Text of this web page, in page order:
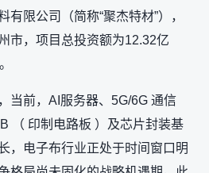
限公司（简称“聚杰特材”），
市，项目总投资额为12.32亿
当前，AI服务器、5G/6G 通信
（ 印制电路板 ）及芯片封装基
，电子布行业正处于时间窗口明